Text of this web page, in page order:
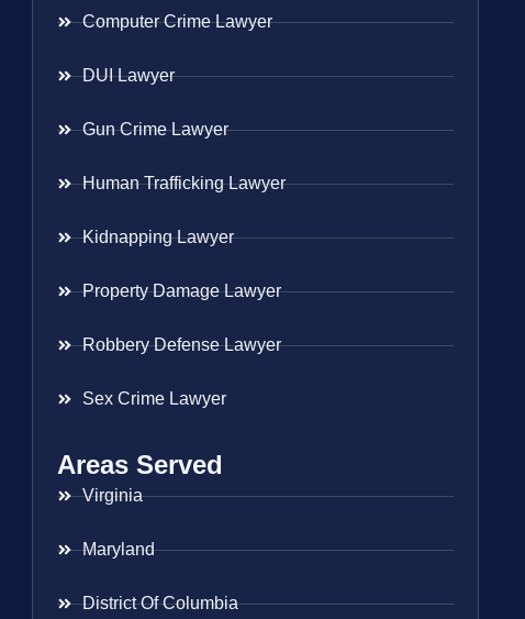
Computer Crime Lawyer
DUI Lawyer
Gun Crime Lawyer
Human Trafficking Lawyer
Kidnapping Lawyer
Property Damage Lawyer
Robbery Defense Lawyer
Sex Crime Lawyer
Areas Served
Virginia
Maryland
District Of Columbia